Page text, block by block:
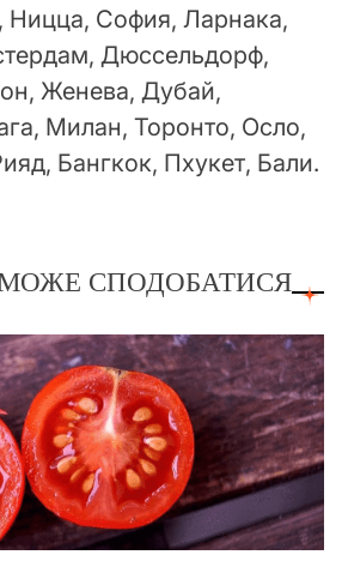
Ницца, София, Ларнака,
Дюссельдорф,
Женева, Дубай,
Милан, Торонто, Осло,
Бангкок, Пхукет, Бали.
СПОДОБАТИСЯ